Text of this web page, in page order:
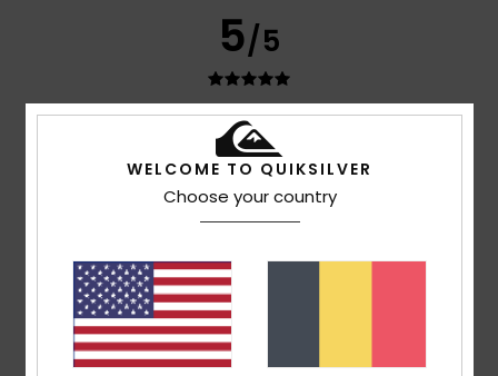
5/5
Perfect UV protection for your back when swimming in the
sea for long periods; lovely colour; looks cool, just as
described in the shop
Prijs-kwaliteitverhouding
Ik raad dit product aan
5
WELCOME TO QUIKSILVER
Choose your country